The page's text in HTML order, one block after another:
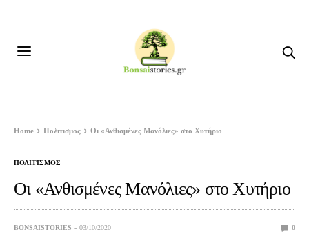
Home Πολιτισμος Οι «Ανθισμένες Μανόλιες» στο Χυτήριο
ΠΟΛΙΤΙΣΜΟΣ
Οι «Ανθισμένες Μανόλιες» στο Χυτήριο
BONSAISTORIES 03/10/2020 0